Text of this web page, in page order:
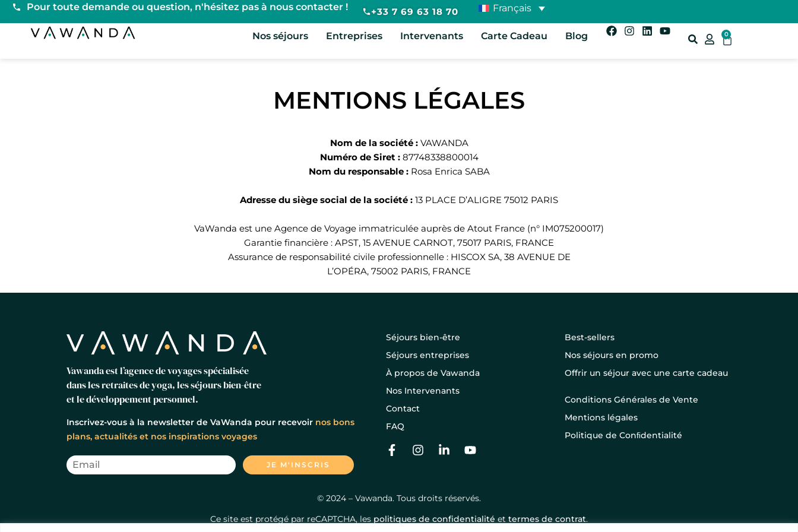
Pour toute demande ou question, n'hésitez pas à nous contacter ! +33 7 69 63 18 70 Français
Vawanda Nos séjours Entreprises Intervenants Carte Cadeau Blog 0
MENTIONS LÉGALES
Nom de la société :VAWANDA
Numéro de Siret :87748338800014
Nom du responsable :Rosa Enrica SABA
Adresse du siège social de la société : 13 PLACE D’ALIGRE 75012 PARIS
VaWanda est une Agence de Voyage immatriculée auprès de Atout France (n° IM075200017)
Garantie financière : APST, 15 AVENUE CARNOT, 75017 PARIS, FRANCE
Assurance de responsabilité civile professionnelle : HISCOX SA, 38 AVENUE DE
L’OPÉRA, 75002 PARIS, FRANCE
Vawanda est l’agence de voyages spécialisée
dans les retraites de yoga, les séjours bien-être
et le développement personnel.
Inscrivez-vous à la newsletter de VaWanda pour recevoir nos bons
plans, actualités et nos inspirations voyages
Séjours bien-être
Séjours entreprises
À propos de Vawanda
Nos Intervenants
Contact
FAQ
Best-sellers
Nos séjours en promo
Offrir un séjour avec une carte cadeau
Conditions Générales de Vente
Mentions légales
Politique de Conﬁdentialité
© 2024 – Vawanda. Tous droits réservés.
Ce site est protégé par reCAPTCHA, les politiques de confidentialité et termes de contrat.